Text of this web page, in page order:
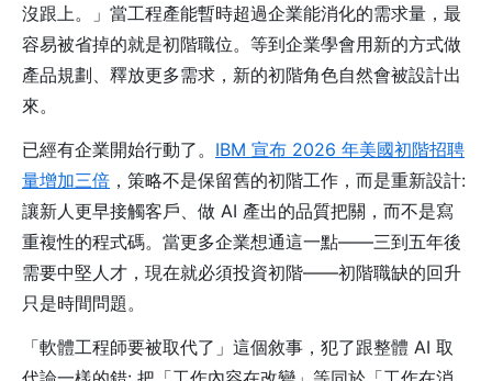
沒跟上。」當工程產能暫時超過企業能消化的需求量，最
容易被省掉的就是初階職位。等到企業學會用新的方式做
產品規劃、釋放更多需求，新的初階角色自然會被設計出
來。
已經有企業開始行動了。 IBM 宣布 2026 年美國初階招聘
量增加三倍 ，策略不是保留舊的初階工作，而是重新設計:
讓新人更早接觸客戶、做 AI 產出的品質把關，而不是寫
重複性的程式碼。當更多企業想通這一點——三到五年後
需要中堅人才，現在就必須投資初階——初階職缺的回升
只是時間問題。
「軟體工程師要被取代了」這個敘事，犯了跟整體 AI 取